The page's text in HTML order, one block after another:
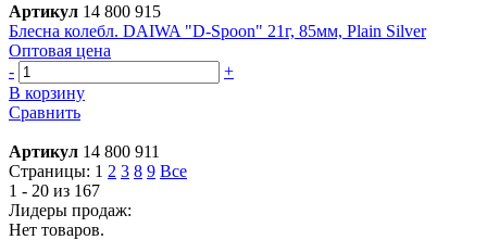
Артикул 14 800 915
Блесна колебл. DAIWA "D-Spoon" 21г, 85мм, Plain Silver
Оптовая цена
-
+
В корзину
Сравнить
Артикул 14 800 911
Страницы: 1 2 3 8 9 Все
1 - 20 из 167
Лидеры продаж:
Нет товаров.